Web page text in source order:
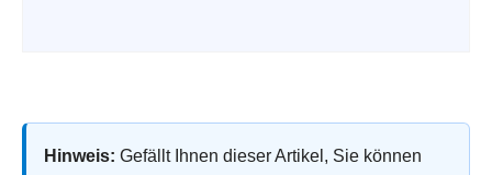
Hinweis: Gefällt Ihnen dieser Artikel, Sie können